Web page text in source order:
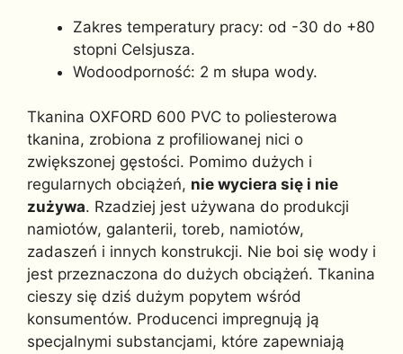
Zakres temperatury pracy: od -30 do +80
stopni Celsjusza.
Wodoodporność: 2 m słupa wody.
Tkanina OXFORD 600 PVC to poliesterowa
tkanina, zrobiona z profiliowanej nici o
zwiększonej gęstości. Pomimo dużych i
regularnych obciążeń, nie wyciera się i nie
zużywa. Rzadziej jest używana do produkcji
namiotów, galanterii, toreb, namiotów,
zadaszeń i innych konstrukcji. Nie boi się wody i
jest przeznaczona do dużych obciążeń. Tkanina
cieszy się dziś dużym popytem wśród
konsumentów. Producenci impregnują ją
specjalnymi substancjami, które zapewniają